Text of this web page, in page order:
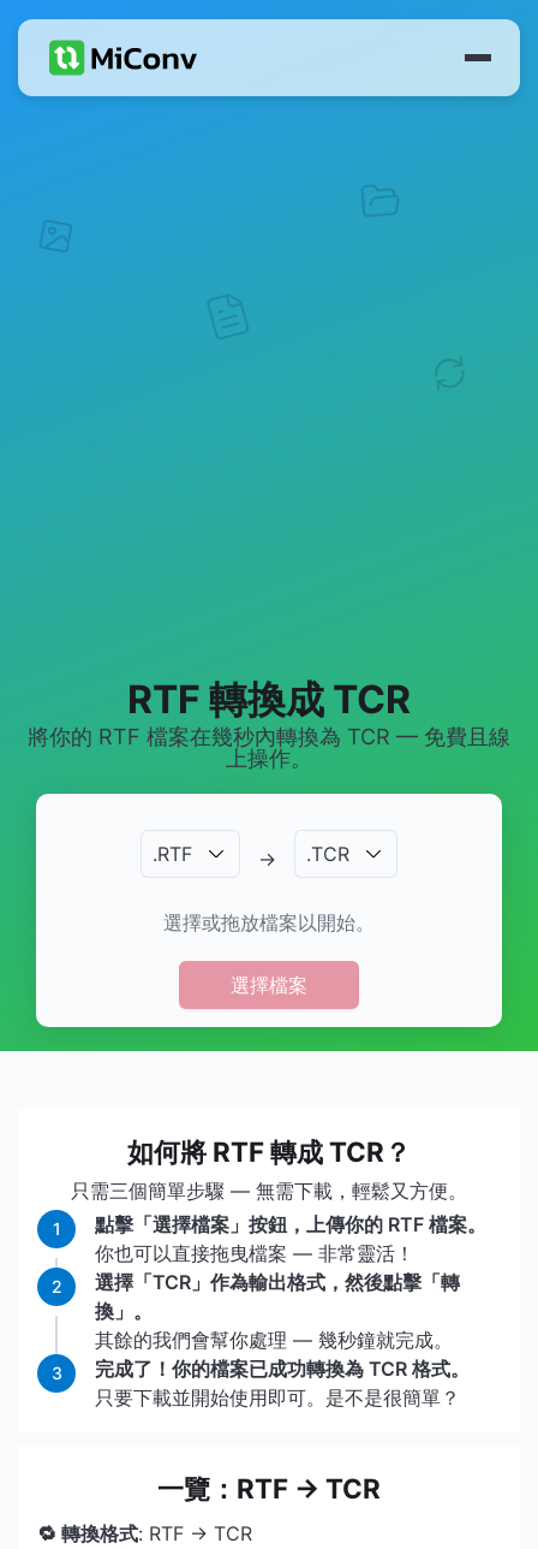
RTF 轉換成 TCR
將你的 RTF 檔案在幾秒內轉換為 TCR — 免費且線
上操作。
.RTF → .TCR
選擇或拖放檔案以開始。
選擇檔案
如何將 RTF 轉成 TCR？
只需三個簡單步驟 — 無需下載，輕鬆又方便。
1
點擊「選擇檔案」按鈕，上傳你的 RTF 檔案。
你也可以直接拖曳檔案 — 非常靈活！
2
選擇「TCR」作為輸出格式，然後點擊「轉
換」。
其餘的我們會幫你處理 — 幾秒鐘就完成。
3
完成了！你的檔案已成功轉換為 TCR 格式。
只要下載並開始使用即可。是不是很簡單？
一覽：RTF → TCR
🔁 轉換格式: RTF → TCR